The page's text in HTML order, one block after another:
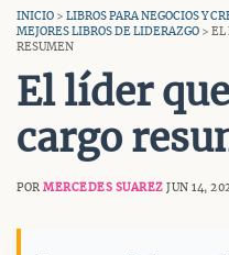
INICIO > LIBROS PARA NEGOCIOS Y
MEJORES LIBROS DE LIDERAZGO > EL
RESUMEN
El líder
cargo
POR MERCEDES SUAREZ JUN 14,